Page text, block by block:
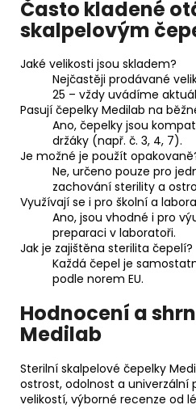
Často kladené
skalpelovým
Jaké velikosti jsou skladem?
Nejčastěji prodávané
25 – vždy uvádíme
Pasují čepelky Medilab na
Ano, čepelky jsou
držáky (např. č. 3, 4, 7).
Je možné je použít
Ne, určeno pouze pro
zachování sterility a
Využívají se i pro školní a
Ano, jsou vhodné i pro
preparaci v laboratoři.
Jak je zajištěna sterilita čepelí?
Každá čepel je
podle norem EU.
Hodnocení a
Medilab
Sterilní skalpelové čepelky
ostrost, odolnost a univerzální
velikostí, výborné recenze od